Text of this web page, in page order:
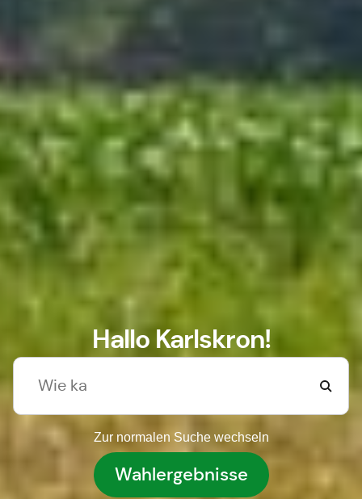
Hallo Karlskron!
Zur normalen Suche wechseln
Wahlergebnisse